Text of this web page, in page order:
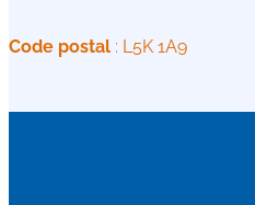
Code postal : L5K 1A9